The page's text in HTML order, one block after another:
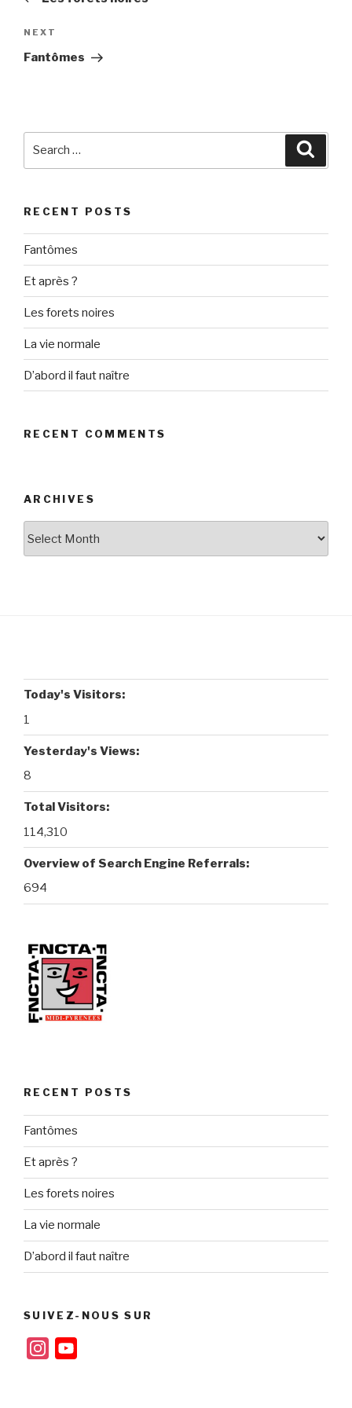
Next
Post
NEXT
Fantômes
RECENT POSTS
Fantômes
Et après ?
Les forets noires
La vie normale
D’abord il faut naître
RECENT COMMENTS
ARCHIVES
Today's Visitors:
1
Yesterday's Views:
8
Total Visitors:
114,310
Overview of Search Engine Referrals:
694
RECENT POSTS
Fantômes
Et après ?
Les forets noires
La vie normale
D’abord il faut naître
SUIVEZ-NOUS SUR